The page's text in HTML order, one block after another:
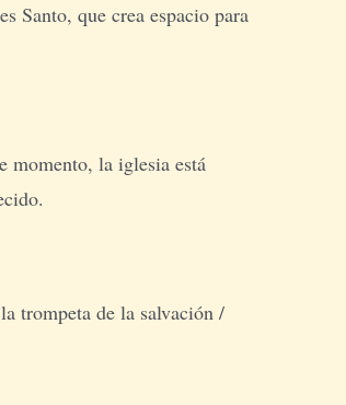
Santo, que crea espacio para
momento, la iglesia está
trompeta de la salvación /